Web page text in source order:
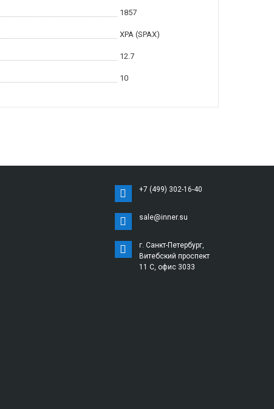
1857
XPA (SPAX)
12.7
10
+7 (499) 302-16-40
sale@inner.su
г. Санкт-Петербург,
Витебский проспект
11 С, офис 3033